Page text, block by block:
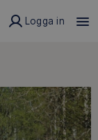
Logga in